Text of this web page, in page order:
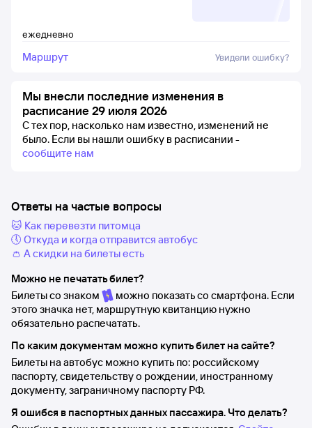
ежедневно
Маршрут Увидели ошибку?
Мы внесли последние изменения в
расписание 29 июля 2026
С тех пор, насколько нам известно, изменений не
было. Если вы нашли ошибку в расписании -
сообщите нам
Ответы на частые вопросы
🐱 Как перевезти питомца
🕔 Откуда и когда отправится автобус
👛 А скидки на билеты есть
Можно не печатать билет?
Билеты со знаком
можно показать со смартфона. Если
этого значка нет, маршрутную квитанцию нужно
обязательно распечатать.
По каким документам можно купить билет на сайте?
Билеты на автобус можно купить по: российскому
паспорту, свидетельству о рождении, иностранному
документу, заграничному паспорту РФ.
Я ошибся в паспортных данных пассажира. Что делать?